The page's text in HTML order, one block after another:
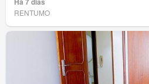
RENTUMO